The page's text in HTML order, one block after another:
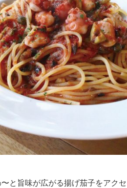
と旨味が広がる揚げ茄子をアク